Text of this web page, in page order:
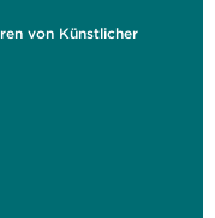
von Künstlicher